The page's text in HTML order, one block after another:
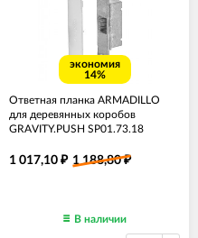
экономия
14%
Ответная планка ARMADILLO
для деревянных коробов
GRAVITY.PUSH SP01.73.18
1 017,10 ₽ 1 188,80₽
В наличии